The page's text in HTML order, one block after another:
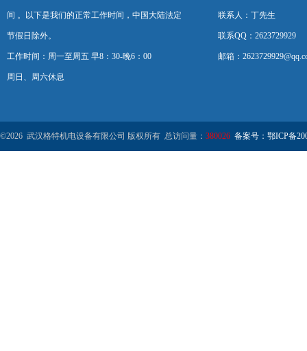
间 。以下是我们的正常工作时间，中国大陆法定
节假日除外。
工作时间：周一至周五 早8：30-晚6：00
周日、周六休息
联系人：丁先生
联系QQ：2623729929
邮箱：
©2026 武汉格特机电设备有限公司 版权所有 总访问量： 380026 备案号：鄂ICP备